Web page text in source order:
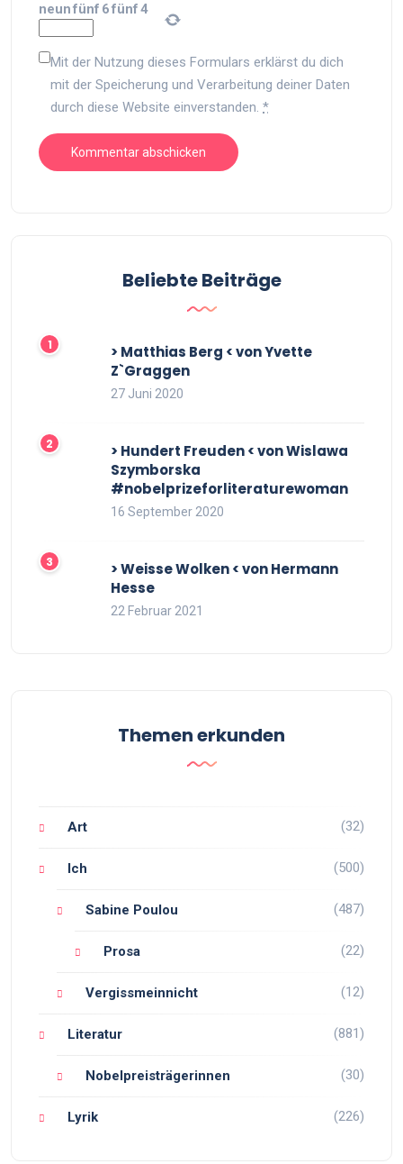
neunfünf 6fünf4
Mit der Nutzung dieses Formulars erklärst du dich
mit der Speicherung und Verarbeitung deiner Daten
durch diese Website einverstanden. *
Beliebte Beiträge
> Matthias Berg < von Yvette
Z`Graggen
27 Juni 2020
> Hundert Freuden < von Wislawa
Szymborska
#nobelprizeforliteraturewoman
16 September 2020
> Weisse Wolken < von Hermann
Hesse
22 Februar 2021
Themen erkunden
Art (32)
Ich (500)
Sabine Poulou (487)
Prosa (22)
Vergissmeinnicht (12)
Literatur (881)
Nobelpreisträgerinnen (30)
Lyrik (226)